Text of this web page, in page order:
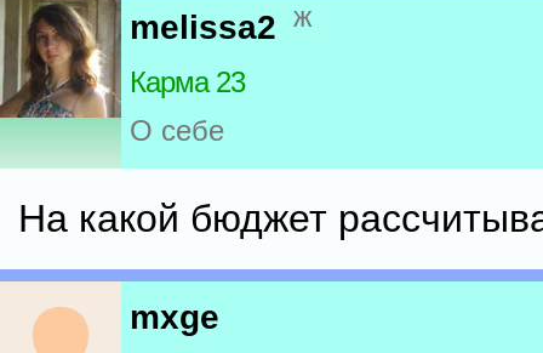
melissa2 ж
Карма 23
О себе
На какой бюджет
mxge